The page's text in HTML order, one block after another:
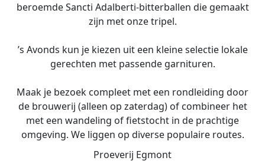
beroemde Sancti Adalberti-bitterballen die gemaakt
zijn met onze tripel.
’s Avonds kun je kiezen uit een kleine selectie lokale
gerechten met passende garnituren.
Maak je bezoek compleet met een rondleiding door
de brouwerij (alleen op zaterdag) of combineer het
met een wandeling of fietstocht in de prachtige
omgeving. We liggen op diverse populaire routes.
Proeverij Egmont